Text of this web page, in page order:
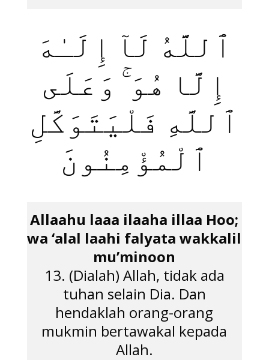
ٱللَّهُ لَآ إِلَـٰهَ
إِلَّا هُوَ ۚ وَعَلَى
ٱللَّهِ فَلْيَتَوَكَّلِ
ٱلْمُؤْمِنُونَ
Allaahu laaa ilaaha illaa Hoo;
wa ‘alal laahi falyata wakkalil
mu’minoon
13. (Dialah) Allah, tidak ada
tuhan selain Dia. Dan
hendaklah orang-orang
mukmin bertawakal kepada
Allah.